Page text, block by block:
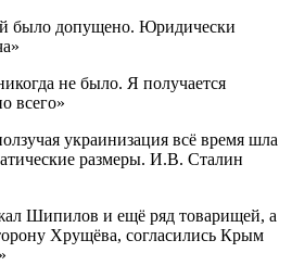
было допущено. Юридически
не было. Я получается
всего»
украинизация всё время шла
размеры. И.В. Сталин
Шипилов и ещё ряд товарищей, а
Хрущёва, согласились Крым